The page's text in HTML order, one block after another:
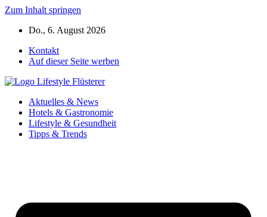
Zum Inhalt springen
Do., 6. August 2026
Kontakt
Auf dieser Seite werben
Aktuelles & News
Hotels & Gastronomie
Lifestyle & Gesundheit
Tipps & Trends